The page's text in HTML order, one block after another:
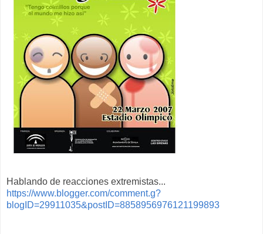
Hablando de reacciones extremistas...
https://www.blogger.com/comment.g?
blogID=29911035&postID=8858956976121199893